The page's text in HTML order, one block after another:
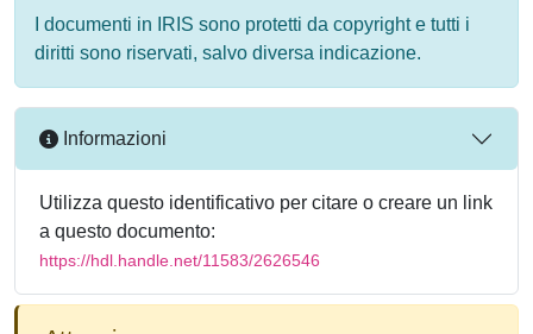
I documenti in IRIS sono protetti da copyright e tutti i
diritti sono riservati, salvo diversa indicazione.
Informazioni
Utilizza questo identificativo per citare o creare un link
a questo documento:
https://hdl.handle.net/11583/2626546